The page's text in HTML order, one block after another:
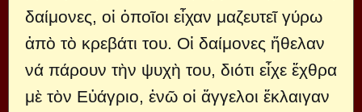
δαίμονες, οἱ ὁποῖοι εἶχαν μαζευτεῖ γύρω
ἀπὸ τὸ κρεβάτι του. Οἱ δαίμονες ἤθελαν
νά πάρουν τὴν ψυχὴ του, διότι εἶχε ἔχθρα
μὲ τὸν Εὐάγριο, ἐνῶ οἱ ἄγγελοι ἔκλαιγαν